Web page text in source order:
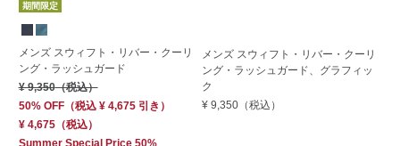
期間限定
メンズ スウィフト・リバー・クーリ
ング・ラッシュガード
¥ 9,350（税込）
50% OFF（税込 ¥ 4,675引き）
¥ 4,675（税込）
メンズ スウィフト・リバー・クーリ
ング・ラッシュガード、グラフィッ
ク
¥ 9,350 （税込）